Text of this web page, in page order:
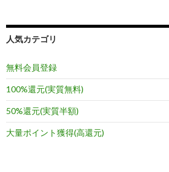
人気カテゴリ
無料会員登録
100%還元(実質無料)
50%還元(実質半額)
大量ポイント獲得(高還元)